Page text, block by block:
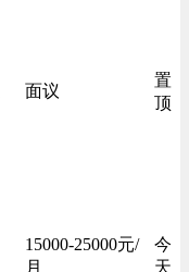
面议
置
顶
15000-25000元/
月
今
天